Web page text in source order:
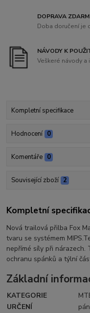
DOPRAVA
Doba doručení je
NÁVODY K
Veškeré návody a
Kompletní specifikace
Hodnocení 0
Komentáře 0
Související zboží 2
Kompletní
Nová trailová přilba Fox
tvaru se systémem
nepřímé síly při nárazech.
ochranu spánků a týlní
Základní
KATEGORIE
URČENÍ